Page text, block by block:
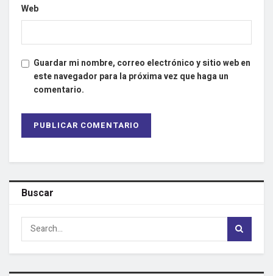
Web
Guardar mi nombre, correo electrónico y sitio web en
este navegador para la próxima vez que haga un
comentario.
Buscar